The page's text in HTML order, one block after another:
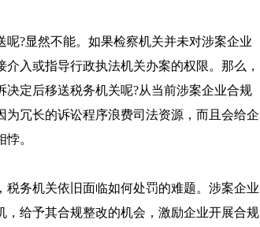
?显然不能。如果检察机关并未对涉案企业
入或指导行政执法机关办案的权限。那么，
定后移送税务机关呢?从当前涉案企业合规
冗长的诉讼程序浪费司法资源，而且会给企
。
务机关依旧面临如何处罚的难题。涉案企业
给予其合规整改的机会，激励企业开展合规